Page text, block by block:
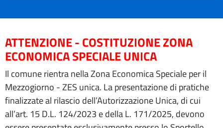
ATTENZIONE - COSTITUZIONE ZONA
ECONOMICA SPECIALE UNICA
Il comune rientra nella Zona Economica Speciale per il
Mezzogiorno - ZES unica. La presentazione di pratiche
finalizzate al rilascio dell’Autorizzazione Unica, di cui
all’art. 15 D.L. 124/2023 e della L. 171/2025, devono